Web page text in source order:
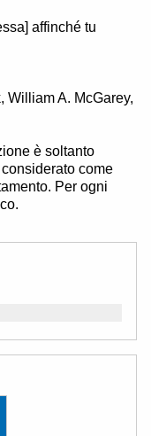
affinché tu
William A. McGarey,
è soltanto
come
Per ogni